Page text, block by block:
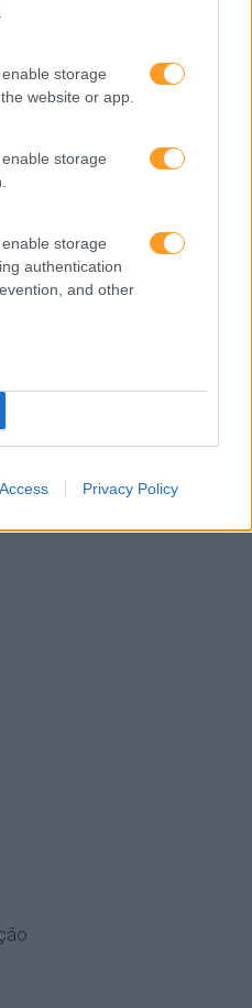
storage
website or app.
storage
storage
authentication
and other
Privacy Policy